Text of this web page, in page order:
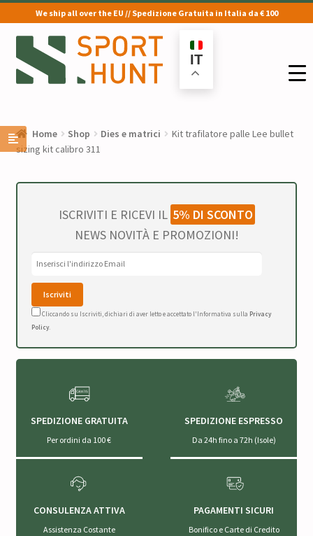
We ship all over the EU // Spedizione Gratuita in Italia da € 100
Vai
alla
navigazione
Vai
al
contenuto
IT
Home Shop Dies e matrici
Kit trafilatore palle Lee bullet
sizing kit calibro 311
ISCRIVITI E RICEVI IL 5% DI SCONTO
NEWS NOVITÀ E PROMOZIONI!
Cliccando su Iscriviti, dichiari di aver letto e accettato l'Informativa sulla Privacy
Policy.
SPEDIZIONE GRATUITA
Per ordini da 100 €
SPEDIZIONE ESPRESSO
Da 24h fino a 72h (Isole)
CONSULENZA ATTIVA
Assistenza Costante
PAGAMENTI SICURI
Bonifico e Carte di Credito